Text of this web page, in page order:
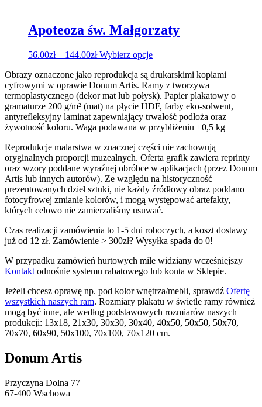
Apoteoza św. Małgorzaty
56.00zł – 144.00złZakres
od
56.00zł
do
144.00zł
Wybierz opcjeTen
ma
wiele
wariantów.
Opcje
można
wybrać
stronie
produktu
Obrazy oznaczone jako reprodukcja są drukarskimi kopiami
cyfrowymi w oprawie Donum Artis. Ramy z tworzywa
termoplastycznego (dekor mat lub połysk). Papier plakatowy o
gramaturze 200 g/m² (mat) na płycie HDF, farby eko-solwent,
antyrefleksyjny laminat zapewniający trwałość podłoża oraz
żywotność koloru. Waga podawana w przybliżeniu ±0,5 kg
Reprodukcje malarstwa w znacznej części nie zachowują
oryginalnych proporcji muzealnych. Oferta grafik zawiera reprinty
oraz wzory poddane wyraźnej obróbce w aplikacjach (przez Donum
Artis lub innych autorów). Ze względu na historyczność
prezentowanych dzieł sztuki, nie każdy źródłowy obraz poddano
fotocyfrowej zmianie kolorów, i mogą występować artefakty,
których celowo nie zamierzaliśmy usuwać.
Czas realizacji zamówienia to 1-5 dni roboczych, a koszt dostawy
już od 12 zł. Zamówienie > 300zł? Wysyłka spada do 0!
W przypadku zamówień hurtowych mile widziany wcześniejszy
Kontakt odnośnie systemu rabatowego lub konta w Sklepie.
Jeżeli chcesz oprawę np. pod kolor wnętrza/mebli, sprawdź Ofertę
wszystkich naszych ram. Rozmiary plakatu w świetle ramy również
mogą być inne, ale według podstawowych rozmiarów naszych
produkcji: 13x18, 21x30, 30x30, 30x40, 40x50, 50x50, 50x70,
70x70, 60x90, 50x100, 70x100, 70x120 cm.
Donum Artis
Przyczyna Dolna 77
67-400 Wschowa